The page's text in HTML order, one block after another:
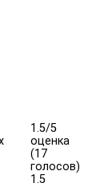
1.5/5
оценка
(17
голосов)
1.5